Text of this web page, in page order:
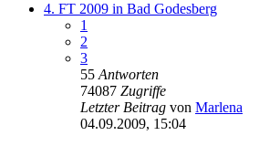
4. FT 2009 in Bad Godesberg
1
2
3
55 Antworten
74087 Zugriffe
Letzter Beitrag von Marlena
04.09.2009, 15:04